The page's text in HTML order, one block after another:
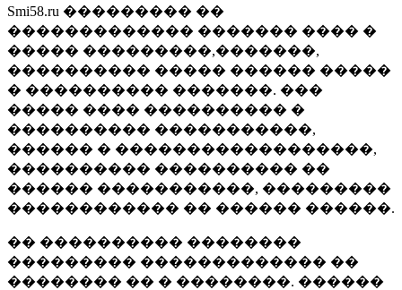
Smi58.ru ��������� ��
������������� ������� ���� �
����� ���������,�������,
���������� ����� ������ �����
� ���������� �������. ���
����� ���� ���������� �
���������� �����������,
������ � ������������������,
���������� ���������� ��
������ �����������, ���������
������������ �� ������ ������.
�� ���������� ��������
��������� ������������� ��
�������� �� � ��������. ������